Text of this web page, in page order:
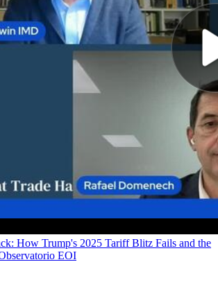
How Trump's 2025 Tariff Blitz Fails and the
EOI